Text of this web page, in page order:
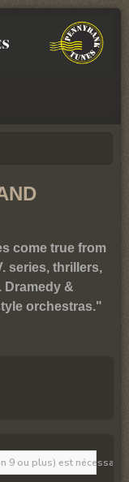
come true from
series, thrillers,
Dramedy &
orchestras."
9 ou plus) est